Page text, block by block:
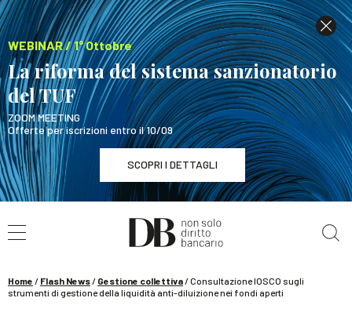
WEBINAR / 1° Ottobre
La riforma del sistema sanzionatorio
del TUF
ZOOM MEETING
Offerte per iscrizioni entro il 10/09
SCOPRI I DETTAGLI
WEBINAR / 1° Ottobre
La riforma del sistema sanzionatorio del TUF
Home / Flash News/ Gestione collettiva/Consultazione IOSCO sugli
strumenti di gestione della liquidità anti-diluizione nei fondi aperti